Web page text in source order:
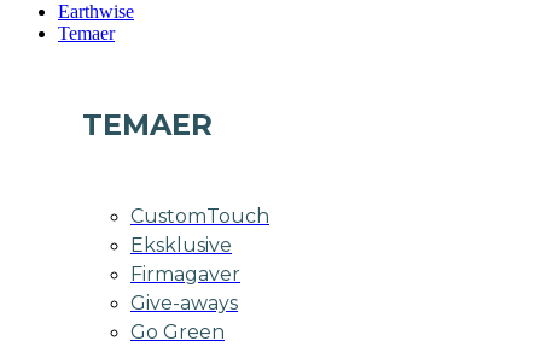
Earthwise
Temaer
TEMAER
CustomTouch
Eksklusive
Firmagaver
Give-aways
Go Green